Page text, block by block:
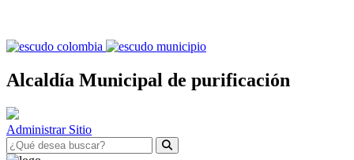
Alcaldía Municipal de purificación
Administrar Sitio